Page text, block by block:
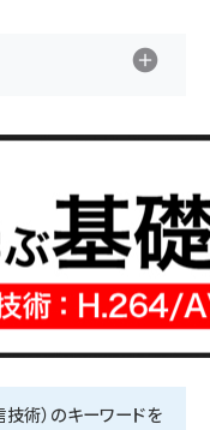
術）のキーワードを